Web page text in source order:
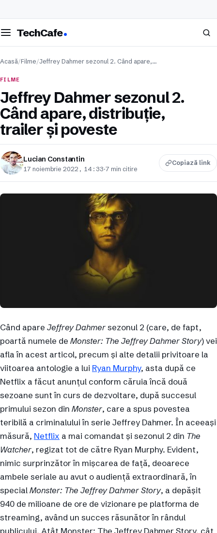
meniul
TechCafe Caută
Acasă/Filme/Jeffrey Dahmer sezonul 2. Când apare,…
FILME
Jeffrey Dahmer sezonul 2.
Când apare, distribuție,
trailer și poveste
Lucian Constantin
17 noiembrie 2022, 14:33·7 min citire
Copiază link
Când apare Jeffrey Dahmersezonul 2 (care, de fapt,
poartă numele de Monster: The Jeffrey Dahmer Story) vei
afla în acest articol, precum și alte detalii privitoare la
viitoarea antologie a lui Ryan Murphy, asta după ce
Netflix a făcut anunțul conform căruia încă două
sezoane sunt în curs de dezvoltare, după succesul
primului sezon din Monster, care a spus povestea
teribilă a criminalului în serie Jeffrey Dahmer. În aceeași
măsură, Netflix a mai comandat și sezonul 2 din The
Watcher, regizat tot de către Ryan Murphy. Evident,
nimic surprinzător în mișcarea de față, deoarece
ambele seriale au avut o audiență extraordinară, în
specialMonster: The Jeffrey Dahmer Story, a depășit
940 de milioane de ore de vizionare pe platforma de
streaming, având un succes răsunător în rândul
publicului. Atât Monster: The Jeffrey Dahmer Story, cât